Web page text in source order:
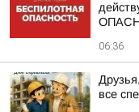
06:36
все